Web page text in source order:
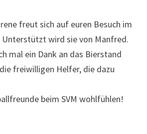
freut sich auf euren Besuch im
Unterstützt wird sie von Manfred.
mal ein Dank an das Bierstand
freiwilligen Helfer, die dazu
beim SVM wohlfühlen!